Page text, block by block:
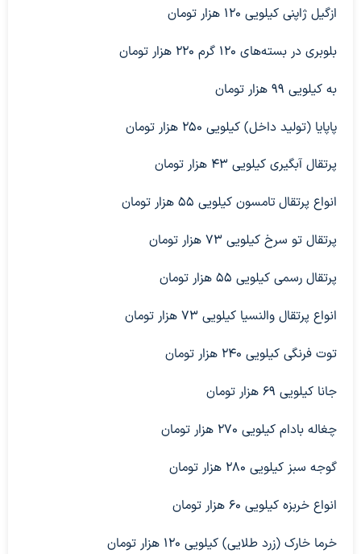
ازگیل ژاپنی کیلویی ۱۲۰ هزار تومان
بلوبری در بسته‌های ۱۲۰ گرم ۲۲۰ هزار تومان
به کیلویی ۹۹ هزار تومان
پاپایا (تولید داخل) کیلویی ۲۵۰ هزار تومان
پرتقال آبگیری کیلویی ۴۳ هزار تومان
انواع پرتقال تامسون کیلویی ۵۵ هزار تومان
پرتقال تو سرخ کیلویی ۷۳ هزار تومان
پرتقال رسمی کیلویی ۵۵ هزار تومان
انواع پرتقال والنسیا کیلویی ۷۳ هزار تومان
توت فرنگی کیلویی ۲۴۰ هزار تومان
جانا کیلویی ۶۹ هزار تومان
چغاله بادام کیلویی ۲۷۰ هزار تومان
گوجه سبز کیلویی ۲۸۰ هزار تومان
انواع خربزه کیلویی ۶۰ هزار تومان
خرما خارک (زرد طلایی) کیلویی ۱۲۰ هزار تومان